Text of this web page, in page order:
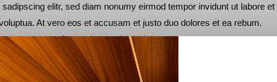
elitr, sed diam nonumy eirmod tempor invidunt ut labore et
At vero eos et accusam et justo duo dolores et ea rebum.
sanctus est Lorem ipsum dolor sit amet.
congue eros nec quam laoreet, in viverra erat bibendum. Cras